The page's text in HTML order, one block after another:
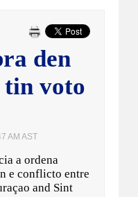
den
voto
AM AST
a ordena
e conflicto entre
and Sint